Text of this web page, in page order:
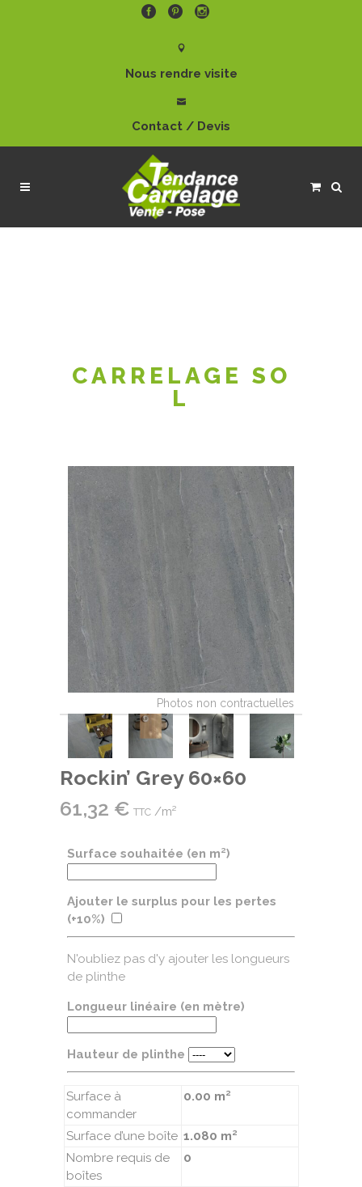
Nous rendre visite
Contact / Devis
CARRELAGE SO
L
Rockin’ Grey 60×60
61,32 € TTC /m²
Surface souhaitée (en m²)
Ajouter le surplus pour les pertes
(+10%)
N'oubliez pas d'y ajouter les longueurs
de plinthe
Longueur linéaire (en mètre)
Hauteur de plinthe
Surface à
commander
0.00 m²
Surface d’une boîte 1.080 m²
Nombre requis de
boîtes
0